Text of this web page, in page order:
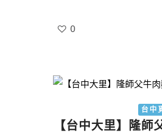
0
台中
【台中大里】隆師